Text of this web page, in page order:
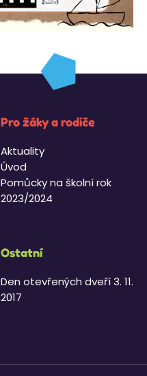
Pro žáky a rodiče
Aktuality
Úvod
Pomůcky na školní rok
2023/2024
Ostatní
Den otevřených dveří 3. 11.
2017